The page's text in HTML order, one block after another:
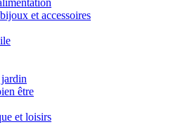
et accessoires
être
et loisirs